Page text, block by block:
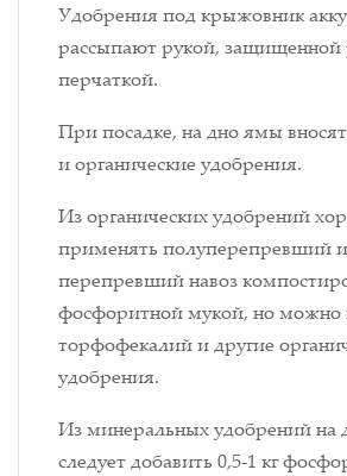
Удобрения под крыжовник
рассыпают рукой, защищенной
перчаткой.
При посадке, на дно ямы
и органические удобрения.
Из органических удобрений
применять полуперепревший
перепревший навоз
фосфоритной мукой, но можно
торфофекалий и другие
удобрения.
Из минеральных удобрений на
следует добавить 0,5-1 кг